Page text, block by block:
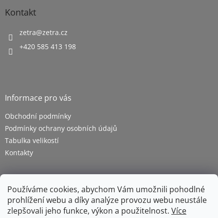
Používáme cookies, abychom Vám umožnili pohodlné
prohlížení webu a díky analýze provozu webu neustále
zlepšovali jeho funkce, výkon a použitelnost. Více
Kontakt
zetra@zetra.cz
+420 585 413 198
Informace pro vás
Obchodní podmínky
Podmínky ochrany osobních údajů
Tabulka velikostí
Kontakty